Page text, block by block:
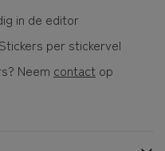
in de editor
per stickervel
Neem contact op